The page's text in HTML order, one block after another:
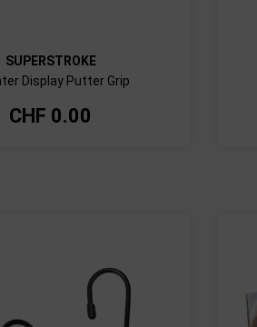
SUPERSTROKE
Display Putter Grip
CHF 0.00